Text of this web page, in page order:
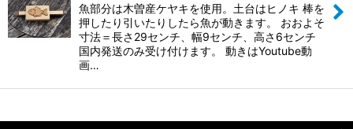
絞り込む
魚部分は木曽産ケヤキを使用。土台はヒノキ 棒を
押したり引いたりしたら魚が動きます。 おおよそ
寸法＝長さ29センチ、幅9センチ、高さ6センチ
国内発送のみ受け付けます。 動きはYoutube動
画…